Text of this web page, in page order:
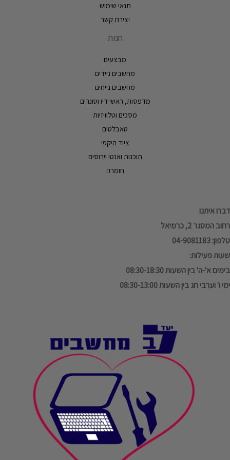
תנאי שימוש
יצירת קשר
חנות
מבצעים
מחשבים ניידים
מחשבים נייחים
מדפסות, ראשי דיו וטונרים
מסכים וטלוויזיות
טאבלטים
ציוד היקפי
תוכנות ואנטי וירוסים
חומרה
דברו איתנו
רחוב המסגר 2, כרמיאל
טלפון: 04-9081183
שעות פעילות:
בימים א'-ה' בין השעות 08:30-18:30
ימי ו' וערבי חג בין השעות 08:30-13:00